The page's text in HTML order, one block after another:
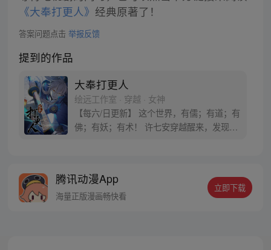
《大奉打更人》 经典原著了！
答案问题点击 举报反馈
提到的作品
大奉打更人
绘远工作室 · 穿越 · 女神
【每六/日更新】 这个世界，有儒；有道；有
佛；有妖；有术！ 许七安穿越醒来，发现自
者卖报小郎君同名小说 QQ群号：
799493374
腾讯动漫App
海量正版漫画畅快看
立即下载